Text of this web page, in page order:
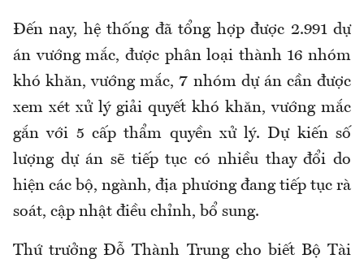
Đến nay, hệ thống đã tổng hợp được 2.991 dự
án vướng mắc, được phân loại thành 16 nhóm
khó khăn, vướng mắc, 7 nhóm dự án cần được
xem xét xử lý giải quyết khó khăn, vướng mắc
gắn với 5 cấp thẩm quyền xử lý. Dự kiến số
lượng dự án sẽ tiếp tục có nhiều thay đổi do
hiện các bộ, ngành, địa phương đang tiếp tục rà
soát, cập nhật điều chỉnh, bổ sung.
Thứ trưởng Đỗ Thành Trung cho biết Bộ Tài